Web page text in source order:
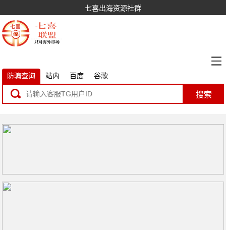
七喜出海资源社群
防骗查询 站内 百度 谷歌
搜索